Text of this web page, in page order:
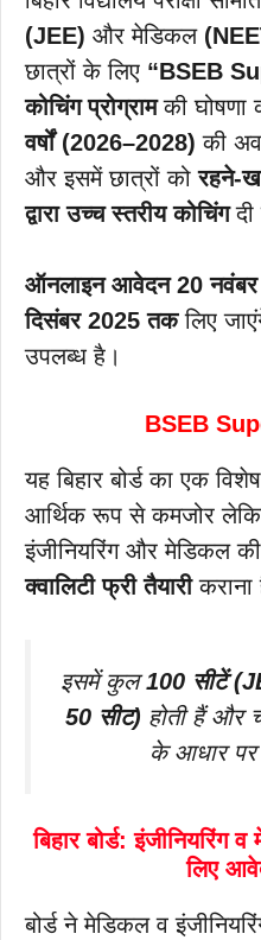
(JEE) और मेडिकल
छात्रों के लिए “BSEB
कोचिंग प्रोग्रामकी घोषणा
वर्षों (2026–2028) की
और इसमें छात्रों कोरहने-
द्वारा उच्च स्तरीय कोचिंगदी
ऑनलाइन आवेदन 20
दिसंबर 2025 तकलिए
उपलब्ध है।
BSEB
यह बिहार बोर्ड का एक
आर्थिक रूप से कमजोर
इंजीनियरिंग और मेडिकल की
क्वालिटी फ्री तैयारीकराना
इसमें कुल100 सीटें
50 सीट) होती हैं और
के आधार पर
बिहार बोर्ड:
लिए
बोर्ड ने मेडिकल व